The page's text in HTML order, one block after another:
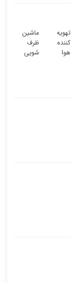
تهویه
کننده
هوا
ماشین
ظرف
شویی